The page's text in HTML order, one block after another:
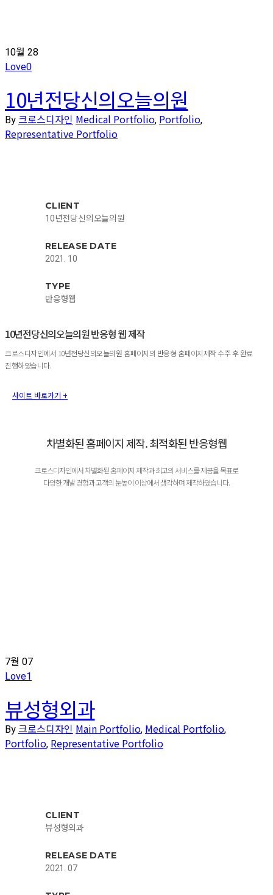
10월 28
Love0
10년전당신의오늘의원
By 크로스디자인 Medical Portfolio, Portfolio,
Representative Portfolio
CLIENT
10년전당신의오늘의원
RELEASE DATE
2021. 10
TYPE
반응형웹
10년전당신의오늘의원 반응형 웹 제작
크로스디자인에서 10년전당신의오늘의원 홈페이지의 반응형 홈페이지제작 수주 후 완료
진행하였습니다.
사이트 바로가기 +
차별화된 홈페이지 제작. 최적화된 반응형웹
크로스디자인에서 차별화된 홈페이지 제작과 최고의 서비스를 제공을 목표로
다양한 개발 경험과 고객의 눈높이 이상에서 생각하며 제작하였습니다.
7월 07
Love1
뷰성형외과
By 크로스디자인 Main Portfolio, Medical Portfolio,
Portfolio, Representative Portfolio
CLIENT
뷰성형외과
RELEASE DATE
2021. 07